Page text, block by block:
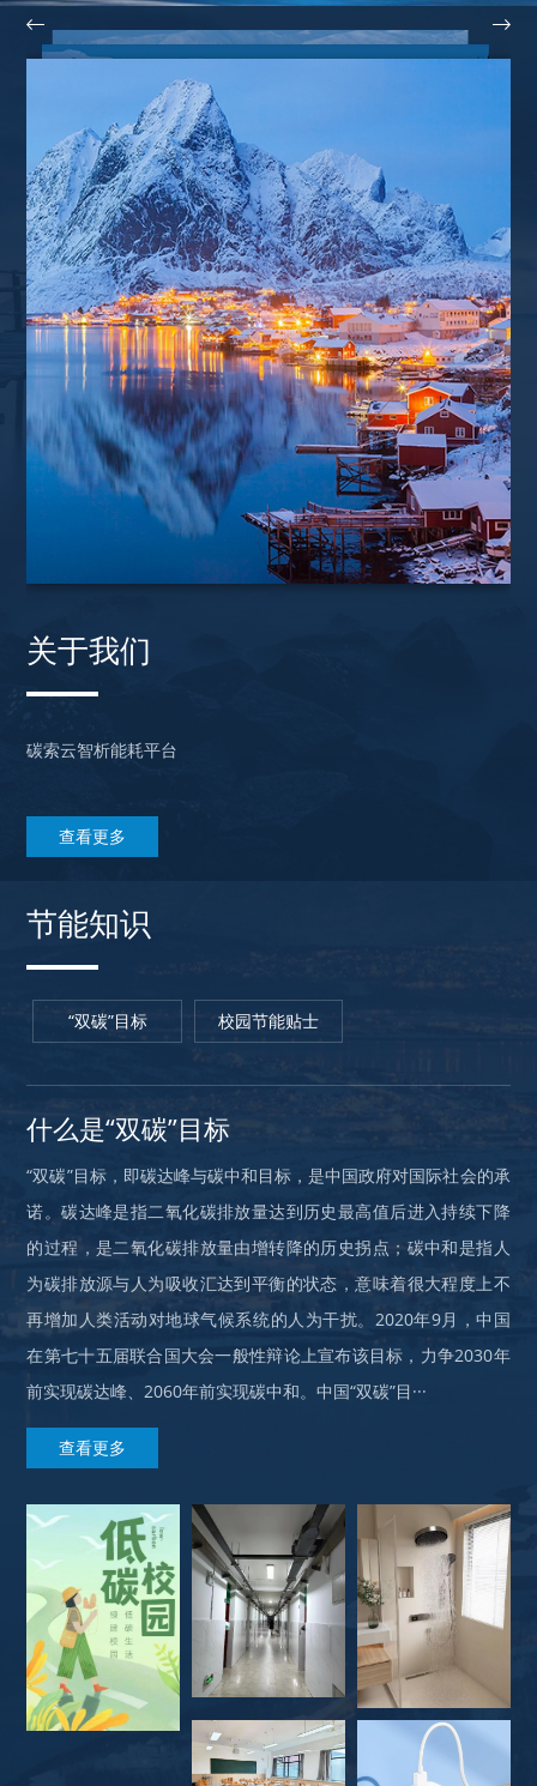
关于我们
碳索云智析能耗平台
查看更多
节能知识
“双碳”目标 校园节能贴士
什么是“双碳”目标
“双碳”目标，即碳达峰与碳中和目标，是中国政府对国际社会的承
诺。碳达峰是指二氧化碳排放量达到历史最高值后进入持续下降
的过程，是二氧化碳排放量由增转降的历史拐点；碳中和是指人
为碳排放源与人为吸收汇达到平衡的状态，意味着很大程度上不
再增加人类活动对地球气候系统的人为干扰。2020年9月，中国
在第七十五届联合国大会一般性辩论上宣布该目标，力争2030年
前实现碳达峰、2060年前实现碳中和。中国“双碳”目···
查看更多